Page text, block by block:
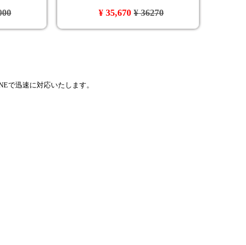
¥ 35,670¥ 36270
で迅速に対応いたします。